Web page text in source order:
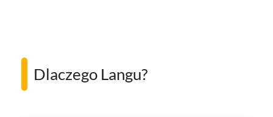
Dlaczego Langu?